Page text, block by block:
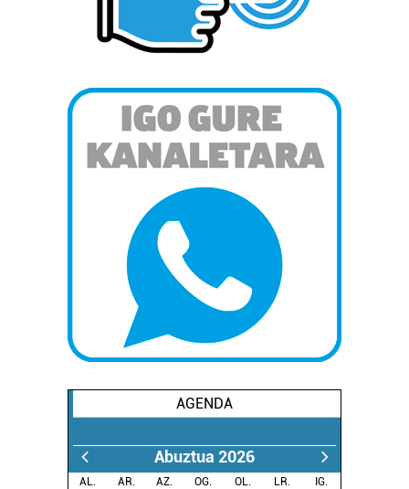
AGENDA
Abuztua 2026
AL. AR. AZ. OG. OL. LR.
IG.